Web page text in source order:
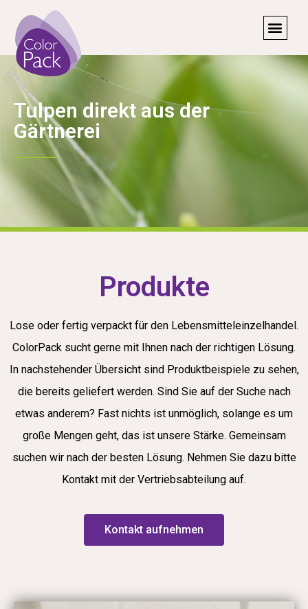
Tulpen direkt aus der
Gärtnerei
Produkte
Lose oder fertig verpackt für den Lebensmitteleinzelhandel.
ColorPack sucht gerne mit Ihnen nach der richtigen Lösung.
In nachstehender Übersicht sind Produktbeispiele zu sehen,
die bereits geliefert werden. Sind Sie auf der Suche nach
etwas anderem? Fast nichts ist unmöglich, solange es um
große Mengen geht, das ist unsere Stärke. Gemeinsam
suchen wir nach der besten Lösung. Nehmen Sie dazu bitte
Kontakt mit der Vertriebsabteilung auf.
Kontakt aufnehmen